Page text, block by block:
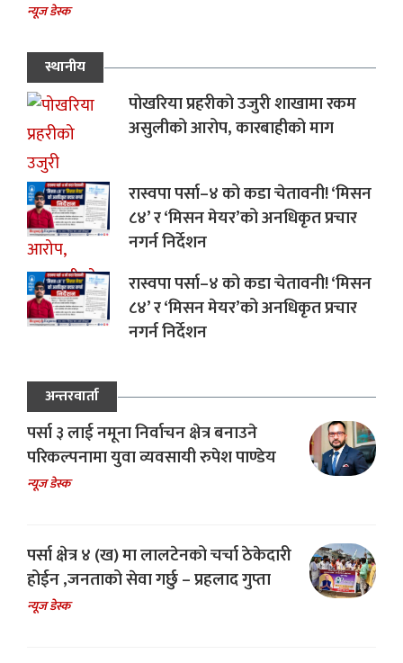
न्यूज डेस्क
स्थानीय
पोखरिया प्रहरीको उजुरी शाखामा रकम
असुलीको आरोप, कारबाहीको माग
रास्वपा पर्सा–४ को कडा चेतावनी! ‘मिसन
८४’ र ‘मिसन मेयर’को अनधिकृत प्रचार
नगर्न निर्देशन
रास्वपा पर्सा–४ को कडा चेतावनी! ‘मिसन
८४’ र ‘मिसन मेयर’को अनधिकृत प्रचार
नगर्न निर्देशन
अन्तरवार्ता
पर्सा ३ लाई नमूना निर्वाचन क्षेत्र बनाउने
परिकल्पनामा युवा व्यवसायी रुपेश पाण्डेय
न्यूज डेस्क
पर्सा क्षेत्र ४ (ख) मा लालटेनको चर्चा ठेकेदारी
होईन ,जनताको सेवा गर्छु – प्रहलाद गुप्ता
न्यूज डेस्क